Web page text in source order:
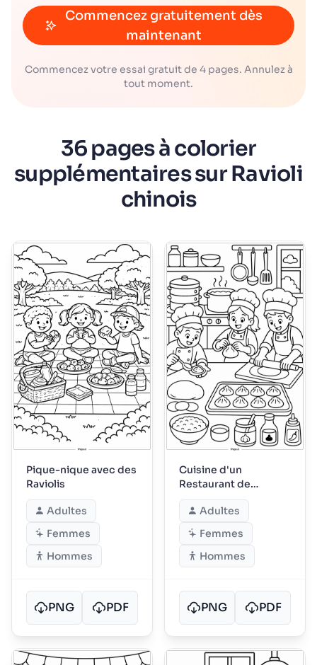
Commencez gratuitement dès
maintenant
Commencez votre essai gratuit de 4 pages. Annulez à
tout moment.
36 pages à colorier
supplémentaires sur Ravioli
chinois
Pique-nique avec des
Raviolis
Adultes
Femmes
Hommes
PNG PDF
Cuisine d'un
Restaurant de
Raviolis
Adultes
Femmes
Hommes
PNG PDF